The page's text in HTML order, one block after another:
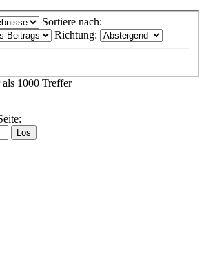
Sortiere nach:
Richtung:
1000 Treffer